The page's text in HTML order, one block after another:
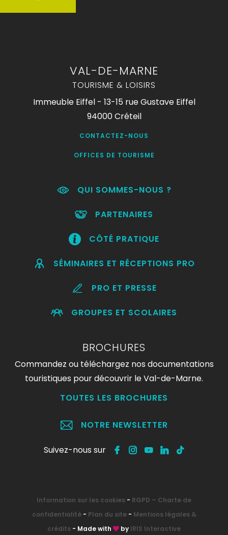
VAL-DE-MARNE
TOURISME & LOISIRS
Immeuble Eiffel - 13-15 rue Gustave Eiffel
94000 Créteil
CONTACTEZ-NOUS
OFFICES DE TOURISME
QUI SOMMES-NOUS ?
PARTENAIRES
CÔTÉ PRATIQUE
SÉMINAIRES ET RÉCEPTIONS PRO
PRO ET PRESSE
GROUPES ET SCOLAIRES
BROCHURES
Commandez ou téléchargez nos documentations
touristiques pour découvrir le Val-de-Marne.
TOUTES LES BROCHURES
NOTRE NEWSLETTER
Suivez-nous sur
Information sur les cookies - RGPD – Charte de
confidentialité- Plan du site- Mentions légales &
crédits - Made with by IRIS Interactive